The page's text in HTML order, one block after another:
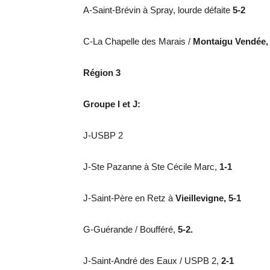
A-Saint-Brévin à Spray, lourde défaite 5-2
C-La Chapelle des Marais / Montaigu Vendée,
Région 3
Groupe I et J:
J-USBP 2
J-Ste Pazanne à Ste Cécile Marc, 1-1
J-Saint-Père en Retz à Vieillevigne, 5-1
G-Guérande / Boufféré, 5-2.
J-Saint-André des Eaux / USPB 2, 2-1